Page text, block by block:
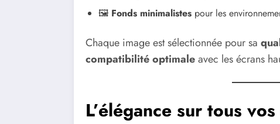
🖼️ Fonds minimalistes pour les
Chaque image est sélectionnée pour sa
compatibilité optimaleavec les écrans
L’élégance sur tous